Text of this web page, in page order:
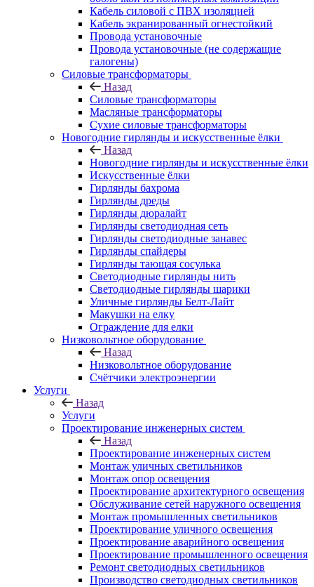
Кабель силовой с ПВХ изоляцией
Кабель экранированный огнестойкий
Провода установочные
Провода установочные (не содержащие
галогены)
Силовые трансформаторы
Назад
Силовые трансформаторы
Масляные трансформаторы
Сухие силовые трансформаторы
Новогодние гирлянды и искусственные ёлки
Назад
Новогодние гирлянды и искусственные ёлки
Искусственные ёлки
Гирлянды бахрома
Гирлянды дреды
Гирлянды дюралайт
Гирлянды светодиодная сеть
Гирлянды светодиодные занавес
Гирлянды спайдеры
Гирлянды тающая сосулька
Светодиодные гирлянды нить
Светодиодные гирлянды шарики
Уличные гирлянды Белт-Лайт
Макушки на елку
Ограждение для елки
Низковольтное оборудование
Назад
Низковольтное оборудование
Счётчики электроэнергии
Услуги
Назад
Услуги
Проектирование инженерных систем
Назад
Проектирование инженерных систем
Монтаж уличных светильников
Монтаж опор освещения
Проектирование архитектурного освещения
Обслуживание сетей наружного освещения
Монтаж промышленных светильников
Проектирование уличного освещения
Проектирование аварийного освещения
Проектирование промышленного освещения
Ремонт светодиодных светильников
Производство светодиодных светильников